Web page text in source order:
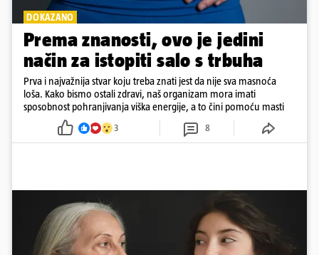
DOKAZANO
Prema znanosti, ovo je jedini
način za istopiti salo s trbuha
Prva i najvažnija stvar koju treba znati jest da nije sva masnoća
loša. Kako bismo ostali zdravi, naš organizam mora imati
sposobnost pohranjivanja viška energije, a to čini pomoću masti
3 8